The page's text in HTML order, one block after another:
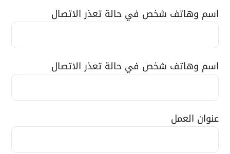
اسم وهاتف شخص في حالة تعذر الاتصال
اسم وهاتف شخص في حالة تعذر الاتصال
عنوان العمل